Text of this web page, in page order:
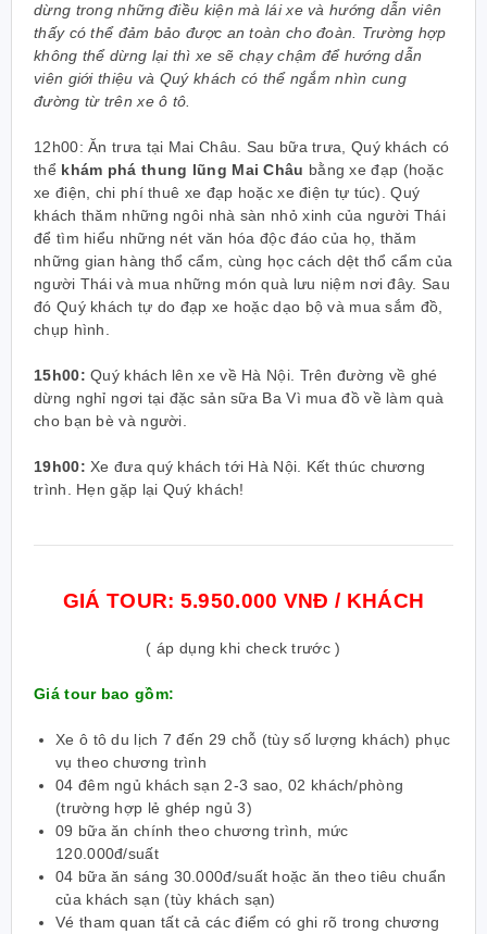
dừng trong những điều kiện mà lái xe và hướng dẫn viên
thấy có thể đảm bảo được an toàn cho đoàn. Trường hợp
không thể dừng lại thì xe sẽ chạy chậm để hướng dẫn
viên giới thiệu và Quý khách có thể ngắm nhìn cung
đường từ trên xe ô tô.
12h00: Ăn trưa tại Mai Châu. Sau bữa trưa, Quý khách có
thể khám phá thung lũng Mai Châu bằng xe đạp (hoặc
xe điện, chi phí thuê xe đạp hoặc xe điện tự túc). Quý
khách thăm những ngôi nhà sàn nhỏ xinh của người Thái
để tìm hiểu những nét văn hóa độc đáo của họ, thăm
những gian hàng thổ cẩm, cùng học cách dệt thổ cẩm của
người Thái và mua những món quà lưu niệm nơi đây. Sau
đó Quý khách tự do đạp xe hoặc dạo bộ và mua sắm đồ,
chụp hình.
15h00: Quý khách lên xe về Hà Nội. Trên đường về ghé
dừng nghỉ ngơi tại đặc sản sữa Ba Vì mua đồ về làm quà
cho bạn bè và người.
19h00: Xe đưa quý khách tới Hà Nội. Kết thúc chương
trình. Hẹn gặp lại Quý khách!
GIÁ TOUR: 5.950.000 VNĐ / KHÁCH
( áp dụng khi check trước )
Giá tour bao gồm:
Xe ô tô du lịch 7 đến 29 chỗ (tùy số lượng khách) phục
vụ theo chương trình
04 đêm ngủ khách sạn 2-3 sao, 02 khách/phòng
(trường hợp lẻ ghép ngủ 3)
09 bữa ăn chính theo chương trình, mức
120.000đ/suất
04 bữa ăn sáng 30.000đ/suất hoặc ăn theo tiêu chuẩn
của khách sạn (tùy khách sạn)
Vé tham quan tất cả các điểm có ghi rõ trong chương